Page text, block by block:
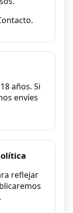
años. Si
envíes
reflejar